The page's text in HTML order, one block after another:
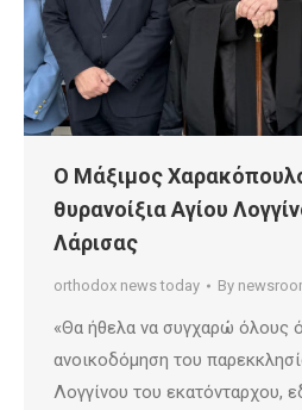
Ο Μάξιμος
θυρανοίξια Αγίου
Λάρισας
orthodox news today By
«Θα ήθελα να συγχαρώ όλους
ανοικοδόμηση του
Λογγίνου του εκατόνταρχου,